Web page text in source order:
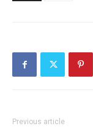
Previous article